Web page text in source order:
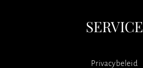
SERVICE
Privacybeleid